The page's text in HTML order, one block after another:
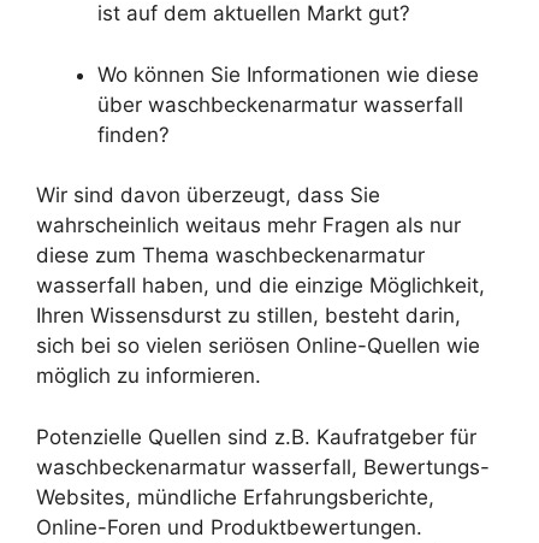
ist auf dem aktuellen Markt gut?
Wo können Sie Informationen wie diese
über waschbeckenarmatur wasserfall
finden?
Wir sind davon überzeugt, dass Sie
wahrscheinlich weitaus mehr Fragen als nur
diese zum Thema waschbeckenarmatur
wasserfall haben, und die einzige Möglichkeit,
Ihren Wissensdurst zu stillen, besteht darin,
sich bei so vielen seriösen Online-Quellen wie
möglich zu informieren.
Potenzielle Quellen sind z.B. Kaufratgeber für
waschbeckenarmatur wasserfall, Bewertungs-
Websites, mündliche Erfahrungsberichte,
Online-Foren und Produktbewertungen.